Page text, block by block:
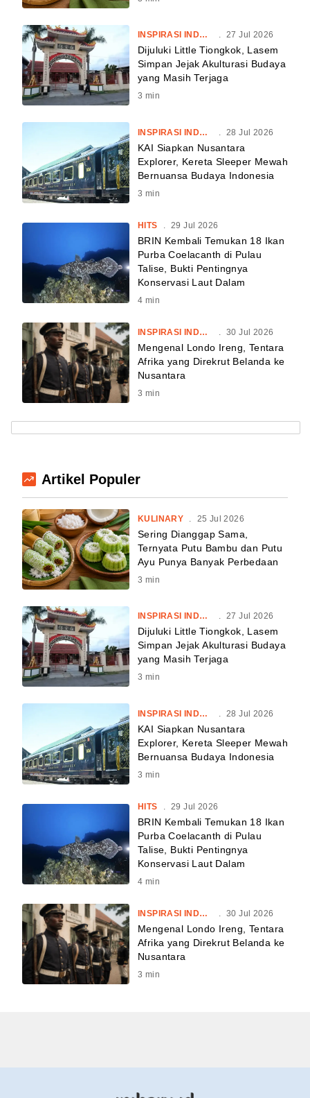
INSPIRASI INDONESIA . 27 Jul 2026
Dijuluki Little Tiongkok, Lasem
Simpan Jejak Akulturasi Budaya
yang Masih Terjaga
3 min
INSPIRASI INDONESIA 28 Jul 2026
KAI Siapkan Nusantara
Explorer, Kereta Sleeper Mewah
Bernuansa Budaya Indonesia
3 min
HITS 29 Jul 2026
BRIN Kembali Temukan 18 Ikan
Purba Coelacanth di Pulau
Talise, Bukti Pentingnya
Konservasi Laut Dalam
4 min
INSPIRASI INDONESIA 30 Jul 2026
Mengenal Londo Ireng, Tentara
Afrika yang Direkrut Belanda ke
Nusantara
3 min
Artikel Populer
KULINARY . 25 Jul 2026
Sering Dianggap Sama,
Ternyata Putu Bambu dan Putu
Ayu Punya Banyak Perbedaan
3 min
INSPIRASI INDONESIA . 27 Jul 2026
Dijuluki Little Tiongkok, Lasem
Simpan Jejak Akulturasi Budaya
yang Masih Terjaga
3 min
INSPIRASI INDONESIA 28 Jul 2026
KAI Siapkan Nusantara
Explorer, Kereta Sleeper Mewah
Bernuansa Budaya Indonesia
3 min
HITS 29 Jul 2026
BRIN Kembali Temukan 18 Ikan
Purba Coelacanth di Pulau
Talise, Bukti Pentingnya
Konservasi Laut Dalam
4 min
INSPIRASI INDONESIA 30 Jul 2026
Mengenal Londo Ireng, Tentara
Afrika yang Direkrut Belanda ke
Nusantara
3 min